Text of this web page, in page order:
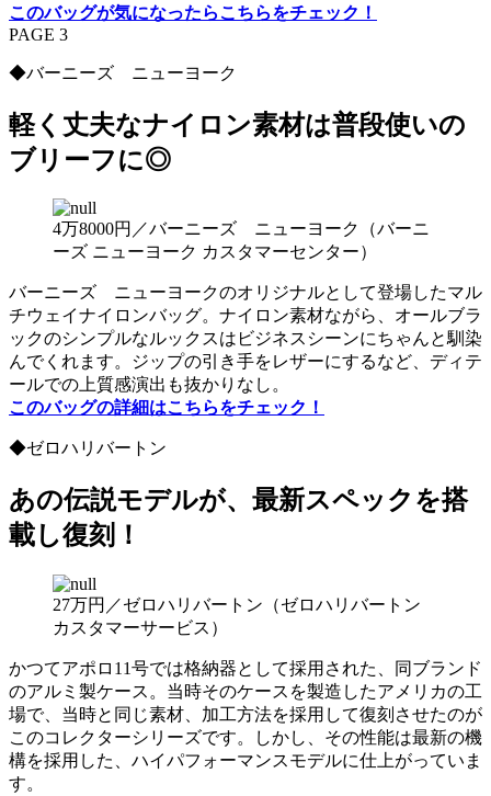
このバッグが気になったらこちらをチェック！
PAGE 3
◆バーニーズ ニューヨーク
軽く丈夫なナイロン素材は普段使いの
ブリーフに◎
4万8000円／バーニーズ ニューヨーク（バーニ
ーズ ニューヨーク カスタマーセンター）
バーニーズ ニューヨークのオリジナルとして登場したマル
チウェイナイロンバッグ。ナイロン素材ながら、オールブラ
ックのシンプルなルックスはビジネスシーンにちゃんと馴染
んでくれます。ジップの引き手をレザーにするなど、ディテ
ールでの上質感演出も抜かりなし。
このバッグの詳細はこちらをチェック！
◆ゼロハリバートン
あの伝説モデルが、最新スペックを搭
載し復刻！
27万円／ゼロハリバートン（ゼロハリバートン
カスタマーサービス）
かつてアポロ11号では格納器として採用された、同ブランド
のアルミ製ケース。当時そのケースを製造したアメリカの工
場で、当時と同じ素材、加工方法を採用して復刻させたのが
このコレクターシリーズです。しかし、その性能は最新の機
構を採用した、ハイパフォーマンスモデルに仕上がっていま
す。